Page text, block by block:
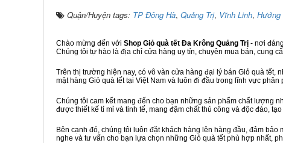
Quận/Huyện tags: TP Đông Hà, Quảng Trị, Vĩnh Linh, Hướng
Chào mừng đến với Shop Giỏ quà tết Đa Krông Quảng Trị - nơi
Chúng tôi tự hào là địa chỉ cửa hàng uy tín, chuyên mua bán, cung
Trên thị trường hiện nay, có vô vàn cửa hàng đại lý bán Giỏ quà
mặt hàng Giỏ quà tết tại Việt Nam và luôn đi đầu trong lĩnh vực phân
Chúng tôi cam kết mang đến cho bạn những sản phẩm chất lượng
được thiết kế tỉ mỉ và tinh tế, mang đậm chất thủ công và độc đáo,
Bên cạnh đó, chúng tôi luôn đặt khách hàng lên hàng đầu, đảm
nghe và tư vấn cho bạn lựa chọn những Giỏ quà tết phù hợp nhất,